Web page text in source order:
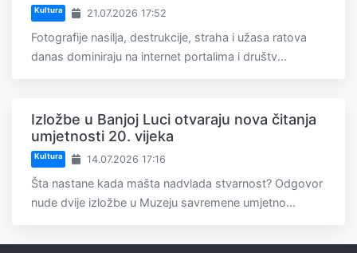
Kultura 21.07.2026 17:52
Fotografije nasilja, destrukcije, straha i užasa ratova
danas dominiraju na internet portalima i društv...
Izložbe u Banjoj Luci otvaraju nova čitanja
umjetnosti 20. vijeka
Kultura 14.07.2026 17:16
Šta nastane kada mašta nadvlada stvarnost? Odgovor
nude dvije izložbe u Muzeju savremene umjetno...